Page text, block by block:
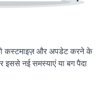
कस्टमाइज़ और अपडेट करने के
नई समस्याएं या बग पैदा